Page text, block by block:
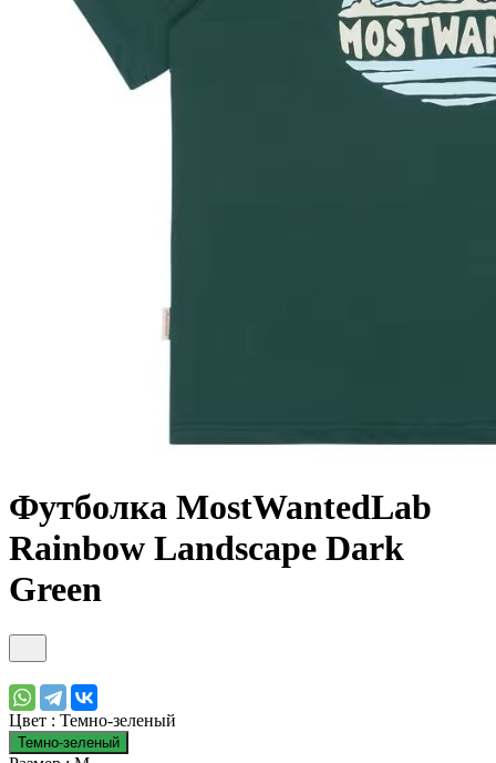
Футболка MostWantedLab
Rainbow Landscape Dark
Green
Цвет : Темно-зеленый
Темно-зеленый